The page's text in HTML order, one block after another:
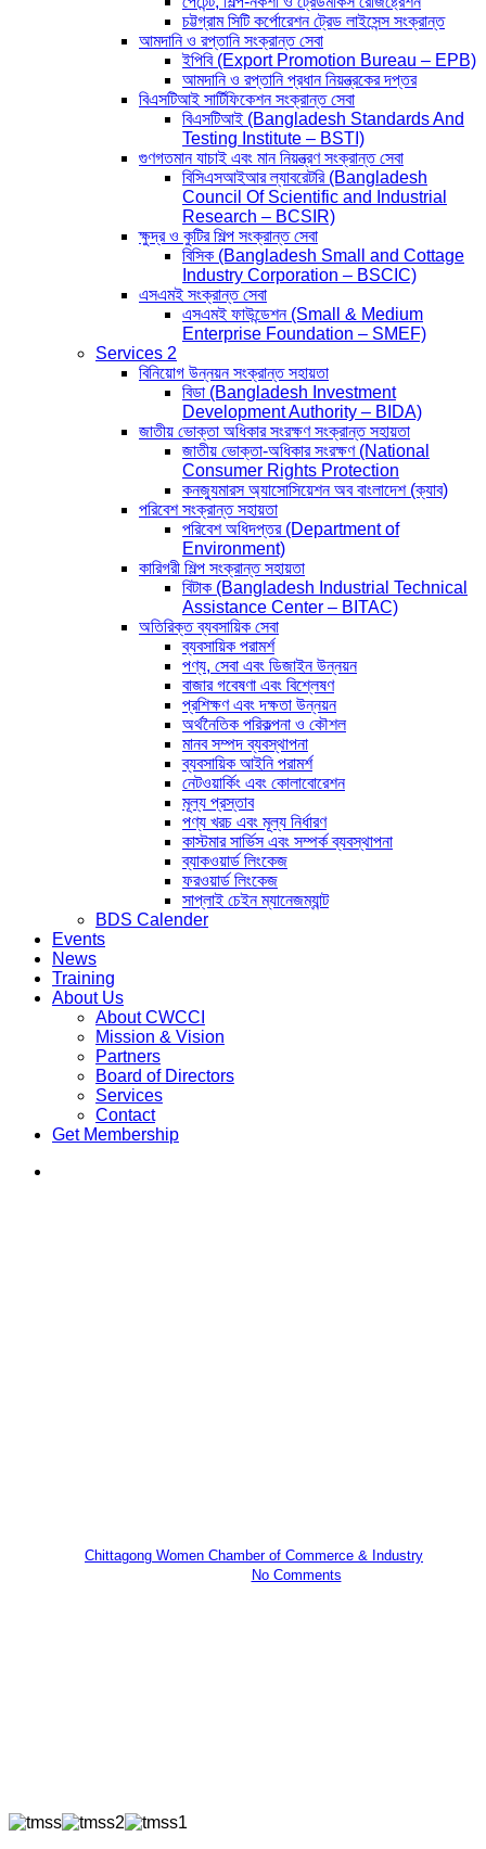
চট্টগ্রাম সিটি কর্পোরেশন ট্রেড লাইসেন্স সংক্রান্ত
আমদানি ও রপ্তানি সংক্রান্ত সেবা
ইপিবি (Export Promotion Bureau – EPB)
আমদানি ও রপ্তানি প্রধান নিয়ন্ত্রকের দপ্তর
বিএসটিআই সার্টিফিকেশন সংক্রান্ত সেবা
বিএসটিআই (Bangladesh Standards And
Testing Institute – BSTI)
গুণগতমান যাচাই এবং মান নিয়ন্ত্রণ সংক্রান্ত সেবা
বিসিএসআইআর ল্যাবরেটরি (Bangladesh
Council Of Scientific and Industrial
Research – BCSIR)
ক্ষুদ্র ও কুটির শিল্প সংক্রান্ত সেবা
বিসিক (Bangladesh Small and Cottage
Industry Corporation – BSCIC)
এসএমই সংক্রান্ত সেবা
এসএমই ফাউন্ডেশন (Small & Medium
Enterprise Foundation – SMEF)
Services 2
বিনিয়োগ উন্নয়ন সংক্রান্ত সহায়তা
বিডা (Bangladesh Investment
Development Authority – BIDA)
জাতীয় ভোক্তা অধিকার সংরক্ষণ সংক্রান্ত সহায়তা
জাতীয় ভোক্তা-অধিকার সংরক্ষণ (National
Consumer Rights Protection
কনজ্যুমারস অ্যাসোসিয়েশন অব বাংলাদেশ (ক্যাব)
পরিবেশ সংক্রান্ত সহায়তা
পরিবেশ অধিদপ্তর (Department of
Environment)
কারিগরী শিল্প সংক্রান্ত সহায়তা
বিটাক (Bangladesh Industrial Technical
Assistance Center – BITAC)
অতিরিক্ত ব্যবসায়িক সেবা
ব্যবসায়িক পরামর্শ
পণ্য, সেবা এবং ডিজাইন উন্নয়ন
বাজার গবেষণা এবং বিশ্লেষণ
প্রশিক্ষণ এবং দক্ষতা উন্নয়ন
অর্থনৈতিক পরিকল্পনা ও কৌশল
মানব সম্পদ ব্যবস্থাপনা
ব্যবসায়িক আইনি পরামর্শ
নেটওয়ার্কিং এবং কোলাবোরেশন
মূল্য প্রস্তাব
পণ্য খরচ এবং মূল্য নির্ধারণ
কাস্টমার সার্ভিস এবং সম্পর্ক ব্যবস্থাপনা
ব্যাকওয়ার্ড লিংকেজ
ফরওয়ার্ড লিংকেজ
সাপ্লাই চেইন ম্যানেজম্যান্ট
BDS Calender
Events
News
Training
About Us
About CWCCI
Mission & Vision
Partners
Board of Directors
Services
Contact
Get Membership
Chittagong Women Chamber of Commerce & Industry
No Comments